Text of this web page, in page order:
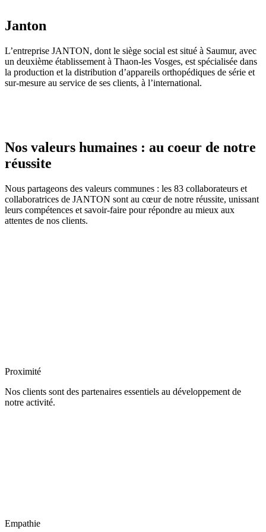
Janton
L’entreprise JANTON, dont le siège social est situé à Saumur, avec
un deuxième établissement à Thaon-les Vosges, est spécialisée dans
la production et la distribution d’appareils orthopédiques de série et
sur-mesure au service de ses clients, à l’international.
Nos valeurs humaines : au coeur de notre
réussite
Nous partageons des valeurs communes : les 83 collaborateurs et
collaboratrices de JANTON sont au cœur de notre réussite, unissant
leurs compétences et savoir-faire pour répondre au mieux aux
attentes de nos clients.
Proximité
Nos clients sont des partenaires essentiels au développement de
notre activité.
Empathie